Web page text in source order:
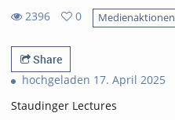
2396
views
0
favorites
Medienaktionen
Share
hochgeladen 17. April 2025
Staudinger Lectures